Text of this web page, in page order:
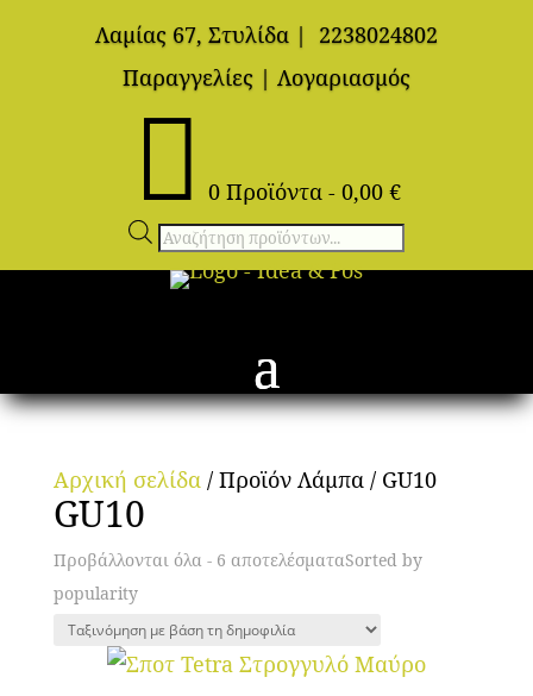
Λαμίας 67, Στυλίδα |
2238024802
Παραγγελίες | Λογαριασμός
 0 Προϊόντα - 0,00 €
Αναζήτηση
προϊόντων
Αρχική σελίδα/ Προϊόν Λάμπα / GU10
GU10
Προβάλλονται όλα - 6 αποτελέσματαSorted by
popularity